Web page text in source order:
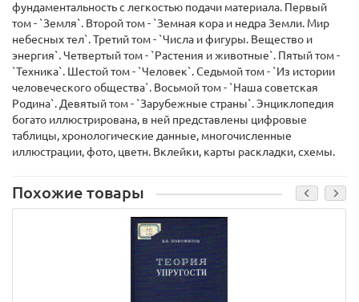
фундаментальность с легкостью подачи материала. Первый
том - `Земля`. Второй том - `Земная кора и недра Земли. Мир
небесных тел`. Третий том - `Числа и фигуры. Вещество и
энергия`. Четвертый том - `Растения и животные`. Пятый том -
`Техника`. Шестой том - `Человек`. Седьмой том - `Из истории
человеческого общества`. Восьмой том - `Наша советская
Родина`. Девятый том - `Зарубежные страны`. Энциклопедия
богато иллюстрирована, в ней представлены цифровые
таблицы, хронологические данные, многочисленные
иллюстрации, фото, цветн. Вклейки, карты раскладки, схемы.
Похожие товары